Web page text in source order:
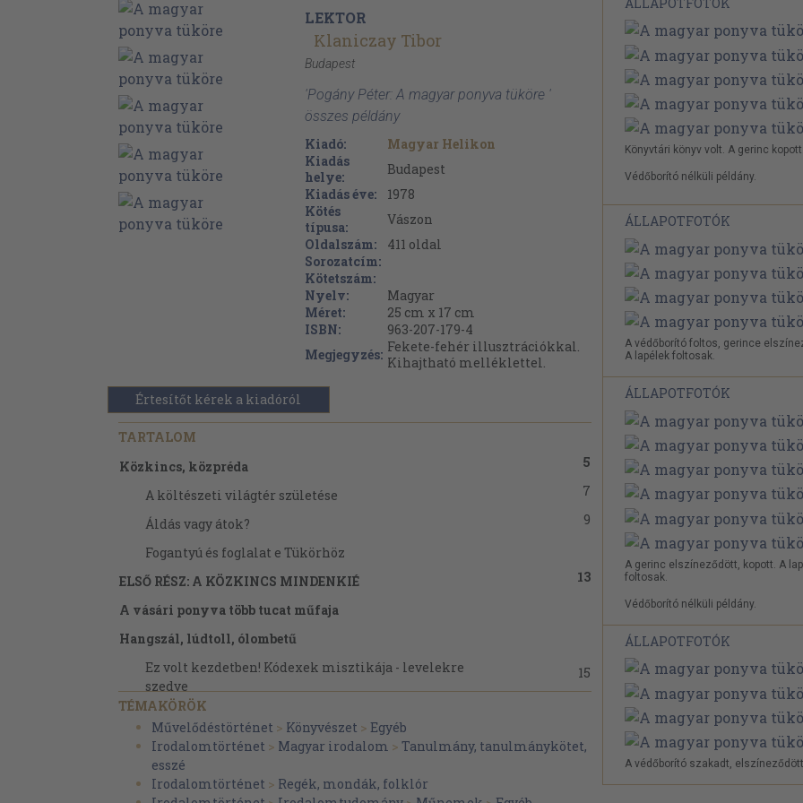
LEKTOR
Klaniczay Tibor
Budapest
'Pogány Péter: A magyar ponyva tüköre '
összes példány
Kiadó:
Magyar Helikon
Kiadás
helye:
Budapest
Kiadás éve:
1978
Kötés
típusa:
Vászon
Oldalszám:
411 oldal
Sorozatcím:
Kötetszám:
Nyelv:
Magyar
Méret:
25 cm x 17 cm
ISBN:
963-207-179-4
Megjegyzés: Fekete-fehér illusztrációkkal.
Kihajtható melléklettel.
Értesítőt kérek a kiadóról
TARTALOM
Közkincs, közpréda
5
A költészeti világtér születése
7
Áldás vagy átok?
9
Fogantyú és foglalat e Tükörhöz
ELSŐ RÉSZ: A KÖZKINCS MINDENKIÉ
13
A vásári ponyva több tucat műfaja
Hangszál, lúdtoll, ólombetű
Ez volt kezdetben! Kódexek misztikája - levelekre
szedve
15
Egy a szükséges! (Drámai fejezet)
A társadalmi igazság bujdosása (Moralitások,
mesterségdicséretek)
Epika, vagyis a cselekvés költészete
TÉMAKÖRÖK
Művelődéstörténet > Könyvészet > Egyéb
Irodalomtörténet > Magyar irodalom > Tanulmány, tanulmánykötet,
esszé
Irodalomtörténet > Regék, mondák, folklór
Könyvtári könyv volt. A gerinc
Védőborító nélküli példány.
ÁLLAPOTFOTÓK
A védőborító foltos, gerince
A lapélek foltosak.
ÁLLAPOTFOTÓK
A gerinc elszíneződött, kopott. A
foltosak.
Védőborító nélküli példány.
ÁLLAPOTFOTÓK
A védőborító szakadt,